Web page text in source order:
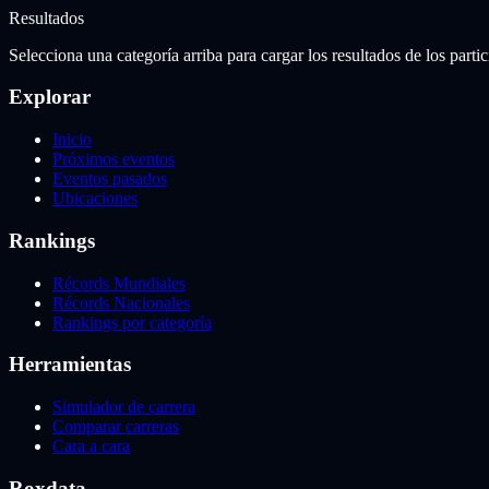
Resultados
Selecciona una categoría arriba para cargar los resultados de los
Explorar
Inicio
Próximos eventos
Eventos pasados
Ubicaciones
Rankings
Récords Mundiales
Récords Nacionales
Rankings por categoría
Herramientas
Simulador de carrera
Comparar carreras
Cara a cara